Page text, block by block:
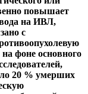
повышает
на ИВЛ,
с
фоне основного
20 % умерших